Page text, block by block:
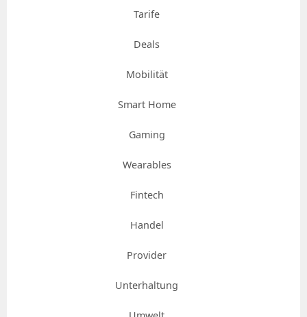
Tarife
Deals
Mobilität
Smart Home
Gaming
Wearables
Fintech
Handel
Provider
Unterhaltung